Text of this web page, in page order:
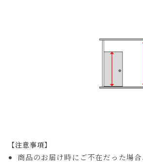
【注意事項】
商品のお届け時にご不在だった場